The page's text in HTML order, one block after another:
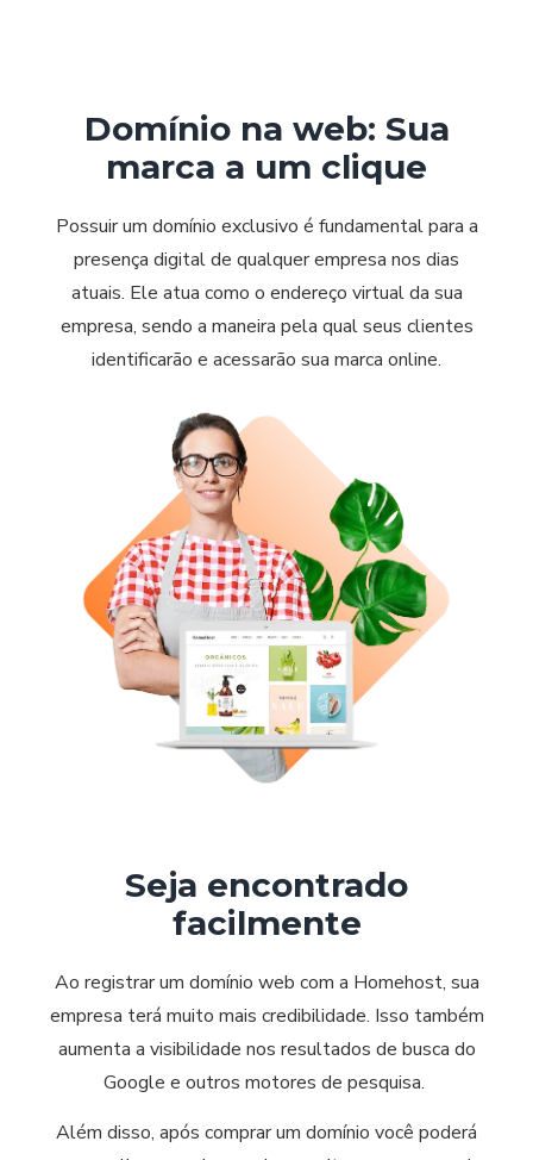
Domínio na web: Sua
marca a um clique
Possuir um domínio exclusivo é fundamental para a
presença digital de qualquer empresa nos dias
atuais. Ele atua como o endereço virtual da sua
empresa, sendo a maneira pela qual seus clientes
identificarão e acessarão sua marca online.
Seja encontrado
facilmente
Ao registrar um domínio web com a Homehost, sua
empresa terá muito mais credibilidade. Isso também
aumenta a visibilidade nos resultados de busca do
Google e outros motores de pesquisa.
Além disso, após comprar um domínio você poderá